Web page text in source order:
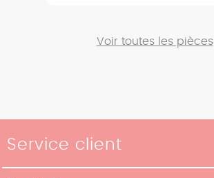
Voir toutes les pièces
Service client